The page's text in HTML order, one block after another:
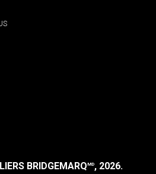
BRIDGEMARQMD, 2026.